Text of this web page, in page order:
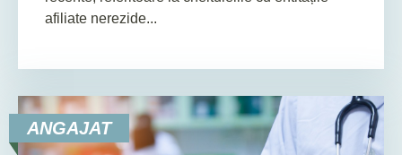
afiliate nerezide...
ANGAJAT